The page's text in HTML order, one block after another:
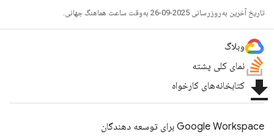
تاریخ آخرین به‌روزرسانی 2025-09-26 به‌وقت ساعت هماهنگ جهانی.
وبلاگ
نمای کلی پشته
file_download کتابخانه‌های کارخواه
Google Workspace برای توسعه دهندگان